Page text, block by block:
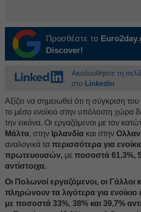
Προσθέστε το
Discover!
Ακολουθήστε τη
στο Linkedin
Αξίζει να σημειωθεί ότι η σύγκριση
το μέσο ενοίκιο στην υπόλοιπη χώρα
την εικόνα. Οι εργαζόμενοι με τον
Μάλτα, στην Ιρλανδία και στην
αναλογικά τα περισσότερα για
πρωτευουσών, με ποσοστά 61,3%,
αντίστοιχα.
Οι Πολωνοί εργαζόμενοι, οι Γάλλοι
πληρώνουν τα λιγότερα για
με ποσοστά 33%, 38% και 39,7%